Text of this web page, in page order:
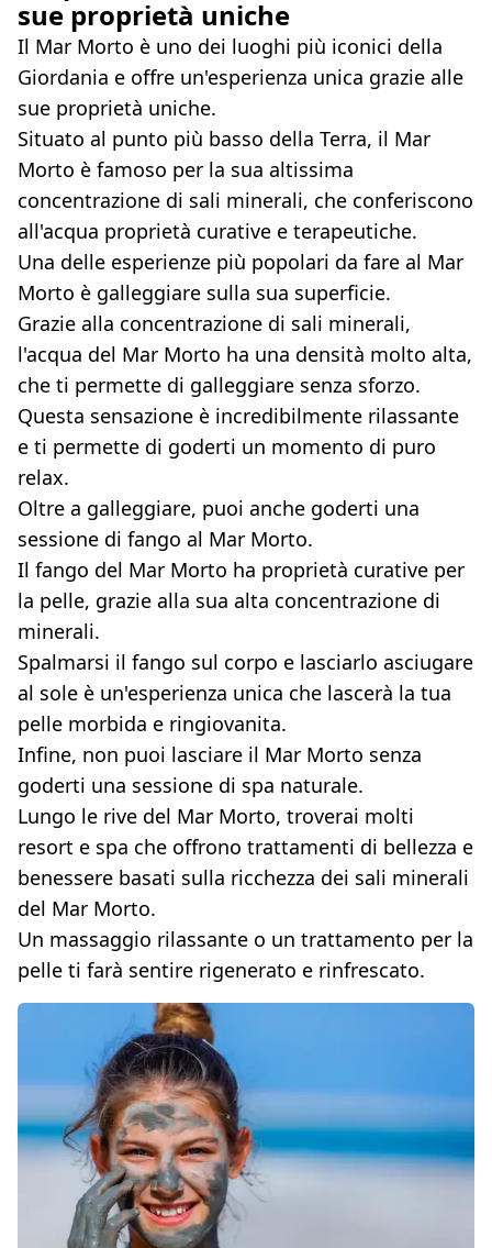
sue proprietà uniche
Il Mar Morto è uno dei luoghi più iconici della
Giordania e offre un'esperienza unica grazie alle
sue proprietà uniche.
Situato al punto più basso della Terra, il Mar
Morto è famoso per la sua altissima
concentrazione di sali minerali, che conferiscono
all'acqua proprietà curative e terapeutiche.
Una delle esperienze più popolari da fare al Mar
Morto è galleggiare sulla sua superficie.
Grazie alla concentrazione di sali minerali,
l'acqua del Mar Morto ha una densità molto alta,
che ti permette di galleggiare senza sforzo.
Questa sensazione è incredibilmente rilassante
e ti permette di goderti un momento di puro
relax.
Oltre a galleggiare, puoi anche goderti una
sessione di fango al Mar Morto.
Il fango del Mar Morto ha proprietà curative per
la pelle, grazie alla sua alta concentrazione di
minerali.
Spalmarsi il fango sul corpo e lasciarlo asciugare
al sole è un'esperienza unica che lascerà la tua
pelle morbida e ringiovanita.
Infine, non puoi lasciare il Mar Morto senza
goderti una sessione di spa naturale.
Lungo le rive del Mar Morto, troverai molti
resort e spa che offrono trattamenti di bellezza e
benessere basati sulla ricchezza dei sali minerali
del Mar Morto.
Un massaggio rilassante o un trattamento per la
pelle ti farà sentire rigenerato e rinfrescato.